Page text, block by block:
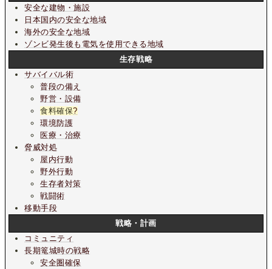
安全な建物・施設
日本国内の安全な地域
海外の安全な地域
ゾンビ発生後も電気を使用できる地域
生存戦略
サバイバル術
普段の備え
野営・設備
食料確保?
環境防護
医療・治療
脅威対処
屋内行動
野外行動
生存者対策
戦闘術
移動手段
戦略・計画
コミュニティ
長期篭城時の戦略
安全圏確保